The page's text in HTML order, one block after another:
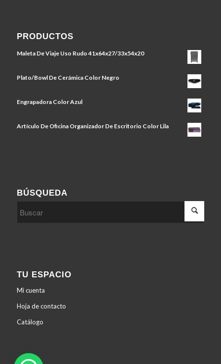
PRODUCTOS
Maleta De Viaje Uso Rudo 41x64x27/33x54x20
Plato/Bowl De Cerámica Color Negro
Engrapadora Color Azul
Artículo De Oficina Organizador De Escritorio Color Lila
BÚSQUEDA
TU ESPACIO
Mi cuenta
Hoja de contacto
Catálogo